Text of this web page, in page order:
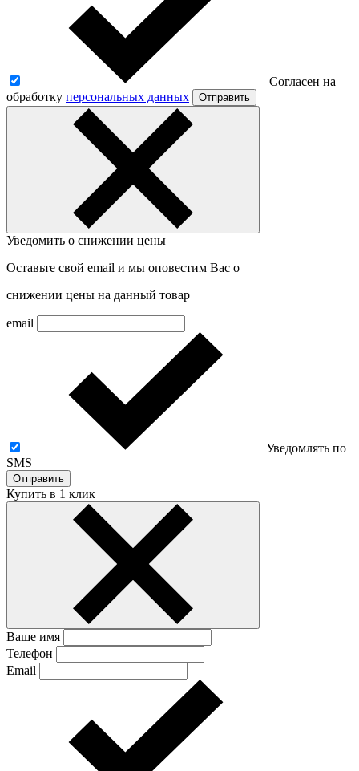
Согласен на
обработку персональных данных Отправить
Уведомить о снижении цены
Оставьте свой email и мы оповестим Вас о
снижении цены на данный товар
email
Уведомлять по
SMS
Отправить
Купить в 1 клик
Ваше имя
Телефон
Email